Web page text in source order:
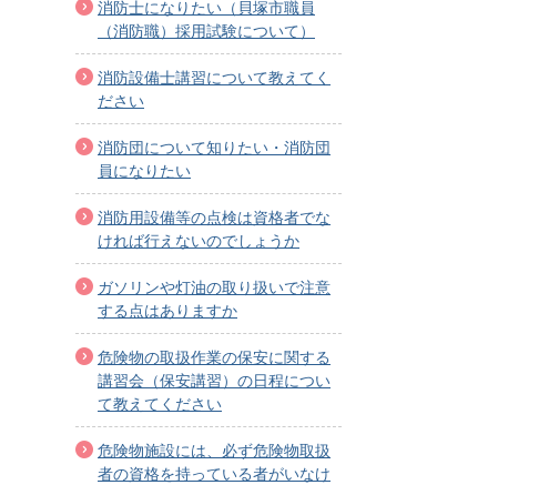
消防士になりたい（貝塚市職員
（消防職）採用試験について）
消防設備士講習について教えてく
ださい
消防団について知りたい・消防団
員になりたい
消防用設備等の点検は資格者でな
ければ行えないのでしょうか
ガソリンや灯油の取り扱いで注意
する点はありますか
危険物の取扱作業の保安に関する
講習会（保安講習）の日程につい
て教えてください
危険物施設には、必ず危険物取扱
者の資格を持っている者がいなけ